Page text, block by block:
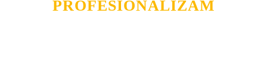
PROFESIONALIZAM